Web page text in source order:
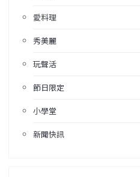
愛料理
秀美麗
玩聲活
節日限定
小學堂
新聞快訊